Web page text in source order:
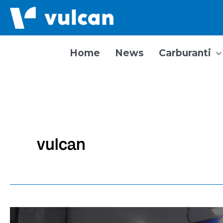
Vai
Home News Carburanti
vulcan
Vulcan